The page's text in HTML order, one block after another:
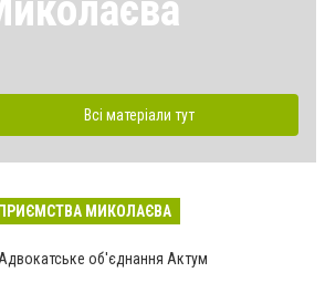
Всі матеріали тут
МИКОЛАЄВА
Адвокатське об'єднання Актум